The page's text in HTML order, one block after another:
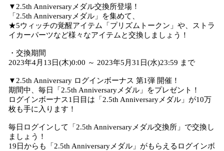
▼2.5th Anniversaryメダル交換所登場！
「2.5th Anniversaryメダル」を集めて、
★5ウィッチの覚醒アイテム「プリズムトークン」や、ストラ
イカーパーツなど様々なアイテムと交換しましょう！
・交換期間
2023年4月13日(木)0:00 ～ 2023年5月31日(水)23:59 まで
▼2.5th Anniversary ログインボーナス 第1弾 開催！
期間中、毎日「2.5th Anniversaryメダル」をプレゼント！
ログインボーナス1日目は「2.5th Anniversaryメダル」が10万
枚も手に入ります！
毎日ログインして「2.5th Anniversaryメダル交換所」で交換し
ましょう！
19日からも「2.5th Anniversaryメダル」がもらえるログインボ